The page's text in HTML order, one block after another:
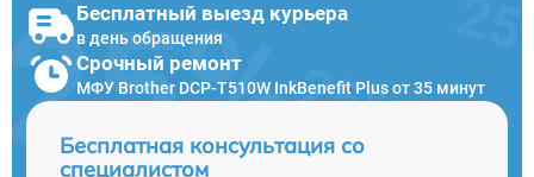
Бесплатный выезд курьера
в день обращения
Срочный ремонт
МФУ Brother DCP-T510W InkBenefit Plus от 35 минут
Бесплатная консультация со
специалистом